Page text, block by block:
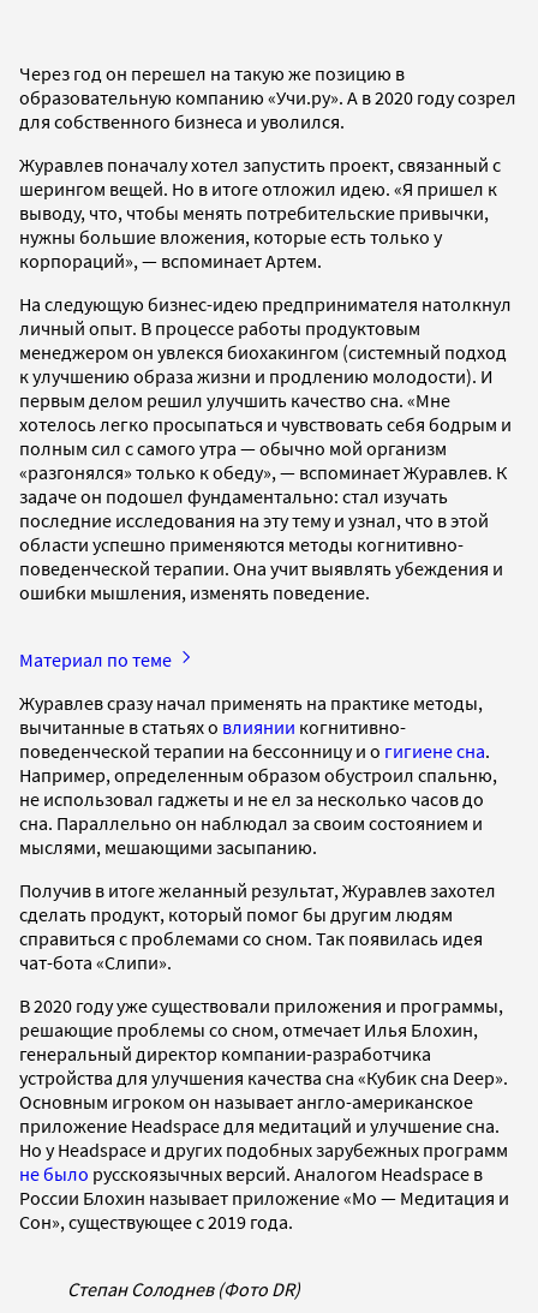
Через год он перешел на такую же позицию в
образовательную компанию «Учи.ру». А в 2020 году созрел
для собственного бизнеса и уволился.
Журавлев поначалу хотел запустить проект, связанный с
шерингом вещей. Но в итоге отложил идею. «Я пришел к
выводу, что, чтобы менять потребительские привычки,
нужны большие вложения, которые есть только у
корпораций», — вспоминает Артем.
На следующую бизнес-идею предпринимателя натолкнул
личный опыт. В процессе работы продуктовым
менеджером он увлекся биохакингом (системный подход
к улучшению образа жизни и продлению молодости). И
первым делом решил улучшить качество сна. «Мне
хотелось легко просыпаться и чувствовать себя бодрым и
полным сил с самого утра — обычно мой организм
«разгонялся» только к обеду», — вспоминает Журавлев. К
задаче он подошел фундаментально: стал изучать
последние исследования на эту тему и узнал, что в этой
области успешно применяются методы когнитивно-
поведенческой терапии. Она учит выявлять убеждения и
ошибки мышления, изменять поведение.
Материал по теме
Журавлев сразу начал применять на практике методы,
вычитанные в статьях о влиянии когнитивно-
поведенческой терапии на бессонницу и о гигиене сна.
Например, определенным образом обустроил спальню,
не использовал гаджеты и не ел за несколько часов до
сна. Параллельно он наблюдал за своим состоянием и
мыслями, мешающими засыпанию.
Получив в итоге желанный результат, Журавлев захотел
сделать продукт, который помог бы другим людям
справиться с проблемами со сном. Так появилась идея
чат-бота «Слипи».
В 2020 году уже существовали приложения и программы,
решающие проблемы со сном, отмечает Илья Блохин,
генеральный директор компании-разработчика
устройства для улучшения качества сна «Кубик сна Deep».
Основным игроком он называет англо-американское
приложение Headspace для медитаций и улучшение сна.
Но у Headspace и других подобных зарубежных программ
не было русскоязычных версий. Аналогом Headspace в
России Блохин называет приложение «Мо — Медитация и
Сон», существующее с 2019 года.
Степан Солоднев (Фото DR)